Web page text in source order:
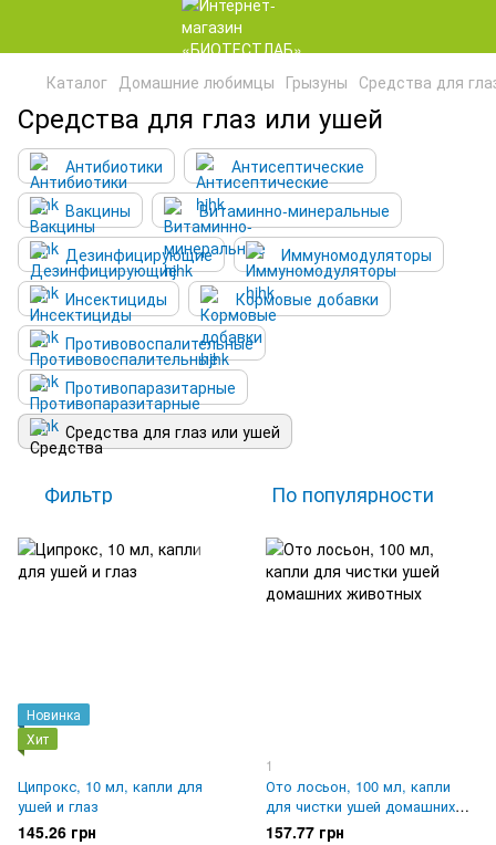
Каталог Домашние любимцы Грызуны Средства для
Средства для глаз или ушей
Антибиотики
Антисептические
Вакцины
Витаминно-минеральные
Дезинфицирующие
Иммуномодуляторы
Инсектициды
Кормовые добавки
Противовоспалительные
Противопаразитарные
Средства для глаз или ушей
Фильтр По популярности
Новинка
Хит
Ципрокс, 10 мл, капли для
ушей и глаз
145.26 грн
1
Ото лосьон, 100 мл, капли
для чистки ушей домашних
животных
157.77 грн